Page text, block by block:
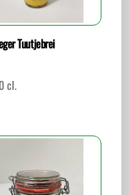
Tuutjebrei
cl.